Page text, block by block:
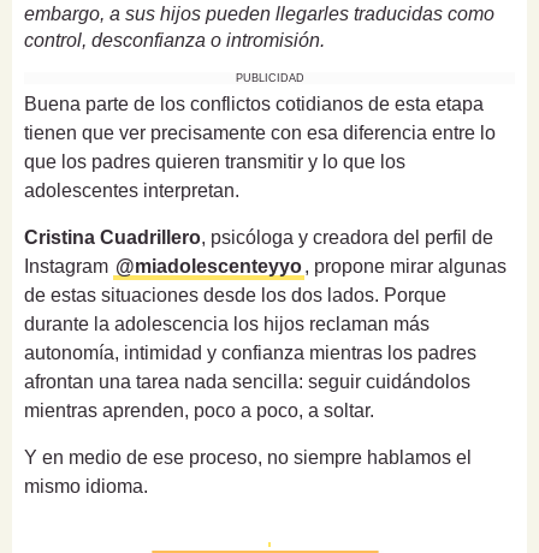
embargo, a sus hijos pueden llegarles traducidas como
control, desconfianza o intromisión.
PUBLICIDAD
Buena parte de los conflictos cotidianos de esta etapa
tienen que ver precisamente con esa diferencia entre lo
que los padres quieren transmitir y lo que los
adolescentes interpretan.
Cristina Cuadrillero, psicóloga y creadora del perfil de
Instagram @miadolescenteyyo, propone mirar algunas
de estas situaciones desde los dos lados. Porque
durante la adolescencia los hijos reclaman más
autonomía, intimidad y confianza mientras los padres
afrontan una tarea nada sencilla: seguir cuidándolos
mientras aprenden, poco a poco, a soltar.
Y en medio de ese proceso, no siempre hablamos el
mismo idioma.